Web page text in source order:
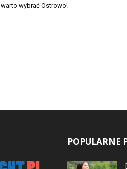
warto wybrać Ostrowo!
POPULARNE